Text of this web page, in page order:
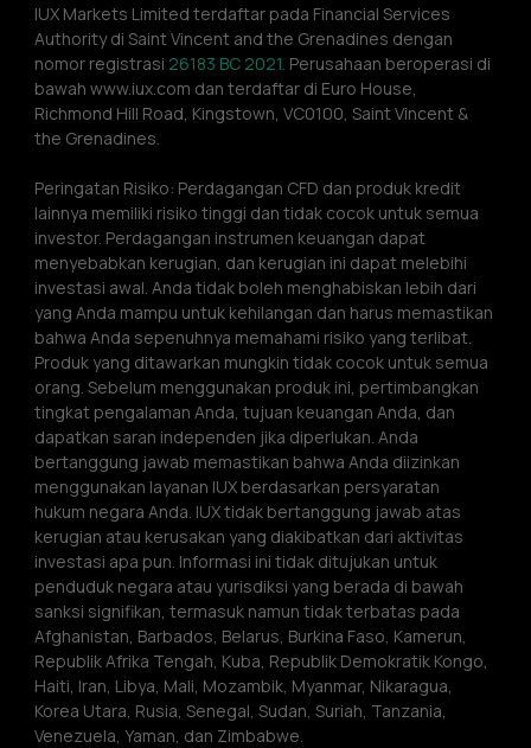
IUX Markets Limited terdaftar pada Financial Services
Authority di Saint Vincent and the Grenadines dengan
nomor registrasi 26183 BC 2021. Perusahaan beroperasi di
bawah www.iux.com dan terdaftar di Euro House,
Richmond Hill Road, Kingstown, VC0100, Saint Vincent &
the Grenadines.
Peringatan Risiko: Perdagangan CFD dan produk kredit
lainnya memiliki risiko tinggi dan tidak cocok untuk semua
investor. Perdagangan instrumen keuangan dapat
menyebabkan kerugian, dan kerugian ini dapat melebihi
investasi awal. Anda tidak boleh menghabiskan lebih dari
yang Anda mampu untuk kehilangan dan harus memastikan
bahwa Anda sepenuhnya memahami risiko yang terlibat.
Produk yang ditawarkan mungkin tidak cocok untuk semua
orang. Sebelum menggunakan produk ini, pertimbangkan
tingkat pengalaman Anda, tujuan keuangan Anda, dan
dapatkan saran independen jika diperlukan. Anda
bertanggung jawab memastikan bahwa Anda diizinkan
menggunakan layanan IUX berdasarkan persyaratan
hukum negara Anda. IUX tidak bertanggung jawab atas
kerugian atau kerusakan yang diakibatkan dari aktivitas
investasi apa pun. Informasi ini tidak ditujukan untuk
penduduk negara atau yurisdiksi yang berada di bawah
sanksi signifikan, termasuk namun tidak terbatas pada
Afghanistan, Barbados, Belarus, Burkina Faso, Kamerun,
Republik Afrika Tengah, Kuba, Republik Demokratik Kongo,
Haiti, Iran, Libya, Mali, Mozambik, Myanmar, Nikaragua,
Korea Utara, Rusia, Senegal, Sudan, Suriah, Tanzania,
Venezuela, Yaman, dan Zimbabwe.